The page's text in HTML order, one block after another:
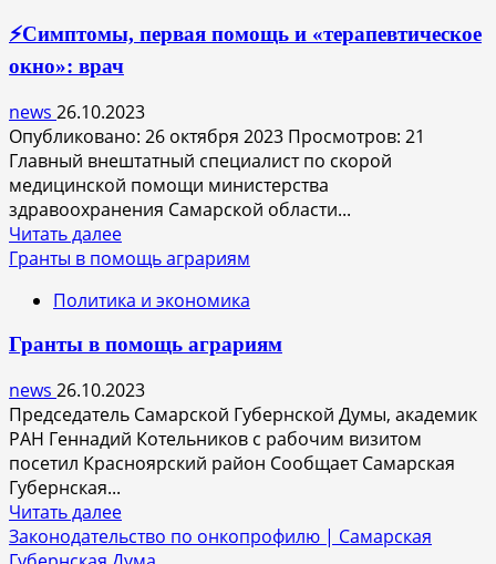
на
несколько
человек
можно
в
«Р7-
Офис»
⚡Симптомы, первая помощь и «терапевтическое
окно»: врач
news 26.10.2023
Опубликовано: 26 октября 2023 Просмотров: 21
Главный внештатный специалист по скорой
медицинской помощи министерства
здравоохранения Самарской области...
Читать далееПрочитать
больше
⚡Симптомы,
первая
помощь
и
«терапевтическое
окно»:
врач
Гранты в помощь аграриям
Политика и экономика
Гранты в помощь аграриям
news 26.10.2023
Председатель Самарской Губернской Думы, академик
РАН Геннадий Котельников с рабочим визитом
посетил Красноярский район Сообщает Самарская
Губернская...
Читать далееПрочитать
больше
Законодательство по онкопрофилю | Самарская